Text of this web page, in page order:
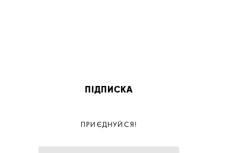
ПІДПИСКА
ПРИЄДНУЙСЯ!